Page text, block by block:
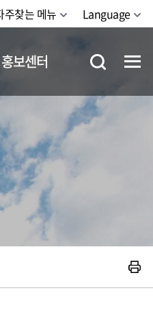
주찾는 메뉴 Language
홍보센터